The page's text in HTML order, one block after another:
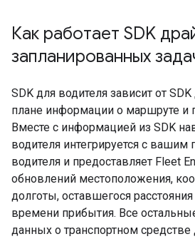
Как работает SDK
запланированных
SDK для водителя зависит от
плане информации о маршруте и
Вместе с информацией из SDK
водителя интегрируется с
водителя и предоставляет Fleet
обновлений местоположения,
долготы, оставшегося расстояния
времени прибытия. Все
данных о транспортном